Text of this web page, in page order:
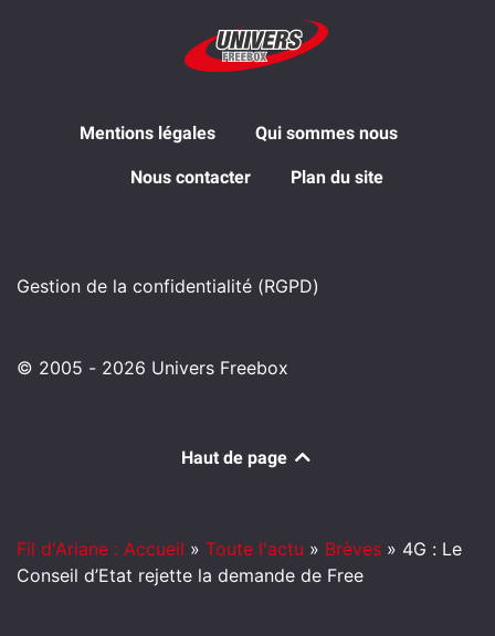
Mentions légales Qui sommes nous
Nous contacter Plan du site
Gestion de la confidentialité (RGPD)
© 2005 - 2026 Univers Freebox
Haut de page
Fil d'Ariane : Accueil » Toute l'actu » Brèves » 4G : Le
Conseil d’Etat rejette la demande de Free